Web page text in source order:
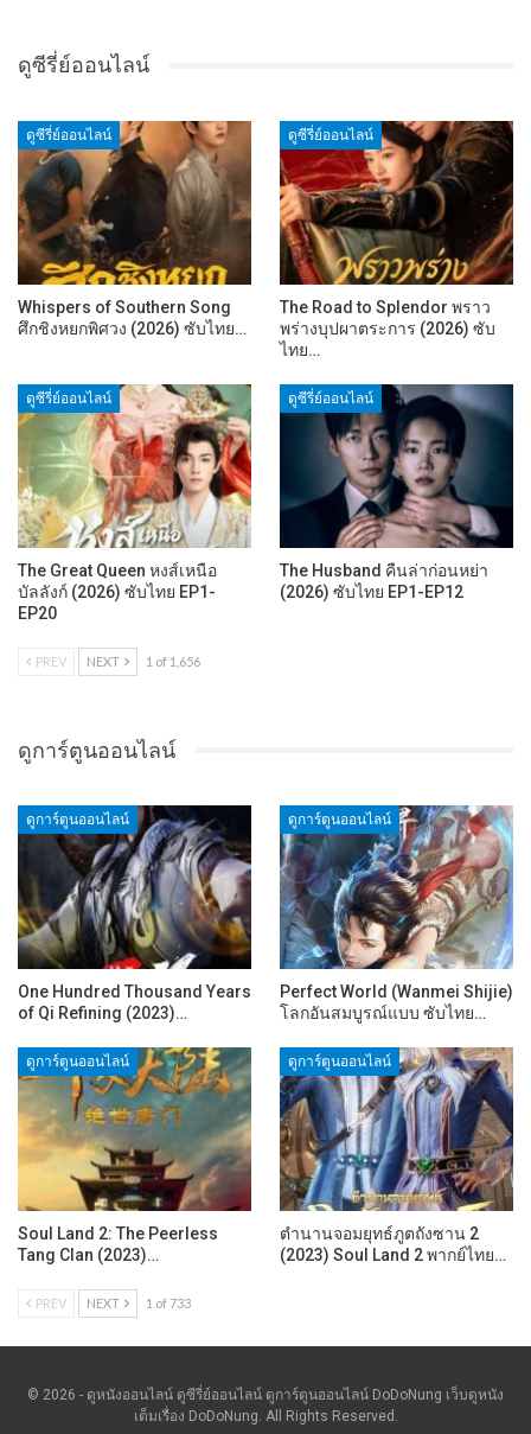
ดูซีรี่ย์ออนไลน์
ดูซีรี่ย์ออนไลน์
Whispers of Southern Song
ศึกชิงหยกพิศวง (2026) ซับไทย…
ดูซีรี่ย์ออนไลน์
The Road to Splendor พราว
พร่างบุปผาตระการ (2026) ซับ
ไทย…
ดูซีรี่ย์ออนไลน์
The Great Queen หงส์เหนือ
บัลลังก์ (2026) ซับไทย EP1-
EP20
ดูซีรี่ย์ออนไลน์
The Husband คืนล่าก่อนหย่า
(2026) ซับไทย EP1-EP12
PREV NEXT 1 of 1,656
ดูการ์ตูนออนไลน์
ดูการ์ตูนออนไลน์
One Hundred Thousand Years
of Qi Refining (2023)…
ดูการ์ตูนออนไลน์
Perfect World (Wanmei Shijie)
โลกอันสมบูรณ์แบบ ซับไทย…
ดูการ์ตูนออนไลน์
Soul Land 2: The Peerless
Tang Clan (2023)…
ดูการ์ตูนออนไลน์
ตำนานจอมยุทธ์ภูตถังซาน 2
(2023) Soul Land 2 พากย์ไทย…
PREV NEXT 1 of 733
© 2026 - ดูหนังออนไลน์ ดูซีรี่ย์ออนไลน์ ดูการ์ตูนออนไลน์ DoDoNung เว็บดูหนัง
เต็มเรื่อง DoDoNung. All Rights Reserved.